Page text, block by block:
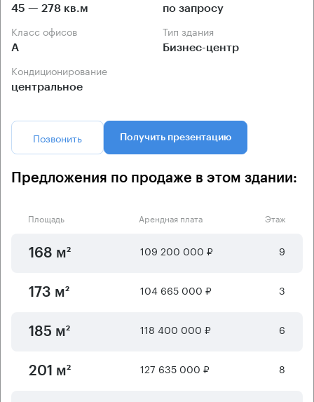
45 — 278 кв.м по запросу
Класс офисов
А
Тип здания
Бизнес-центр
Кондиционирование
центральное
Позвонить Получить презентацию
Предложения по продаже в этом здании:
Площадь Арендная плата Этаж
168 м² 109 200 000 ₽ 9
173 м² 104 665 000 ₽ 3
185 м² 118 400 000 ₽ 6
201 м² 127 635 000 ₽ 8